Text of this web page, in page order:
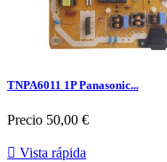
TNPA6011 1P Panasonic...
Precio 50,00 €
 Vista rápida